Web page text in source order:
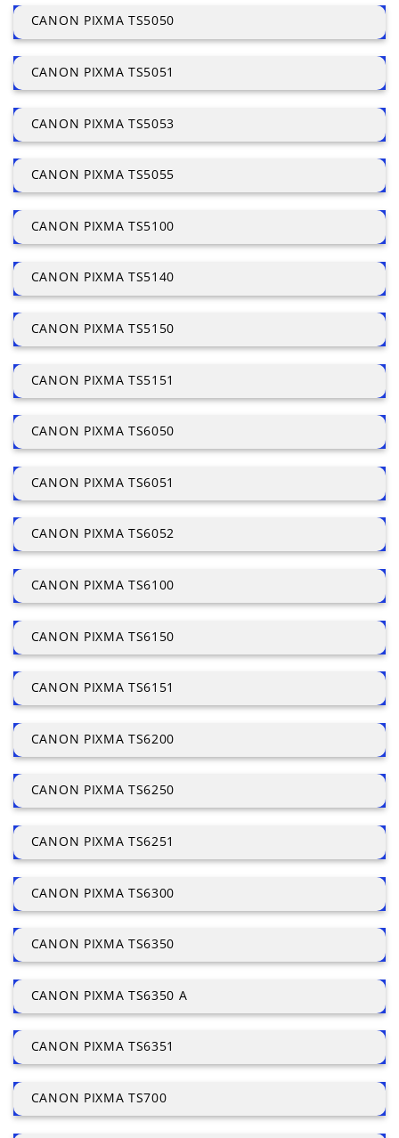
CANON PIXMA TS5050
CANON PIXMA TS5051
CANON PIXMA TS5053
CANON PIXMA TS5055
CANON PIXMA TS5100
CANON PIXMA TS5140
CANON PIXMA TS5150
CANON PIXMA TS5151
CANON PIXMA TS6050
CANON PIXMA TS6051
CANON PIXMA TS6052
CANON PIXMA TS6100
CANON PIXMA TS6150
CANON PIXMA TS6151
CANON PIXMA TS6200
CANON PIXMA TS6250
CANON PIXMA TS6251
CANON PIXMA TS6300
CANON PIXMA TS6350
CANON PIXMA TS6350 A
CANON PIXMA TS6351
CANON PIXMA TS700